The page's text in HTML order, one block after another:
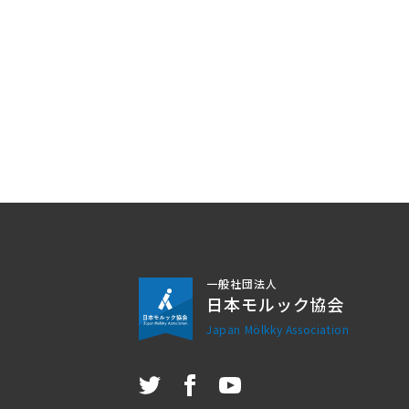
一般社団法人
日本モルック協会
Japan Mölkky Association